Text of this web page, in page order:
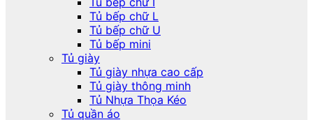
Tủ bếp chữ L
Tủ bếp chữ U
Tủ bếp mini
Tủ giày
Tủ giày nhựa cao cấp
Tủ giày thông minh
Tủ Nhựa Thọa Kéo
Tủ quần áo